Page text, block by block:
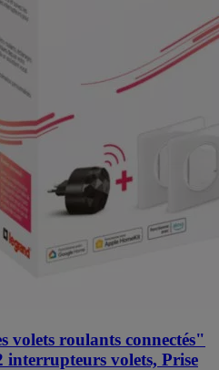
volets roulants connectés"
interrupteurs volets, Prise